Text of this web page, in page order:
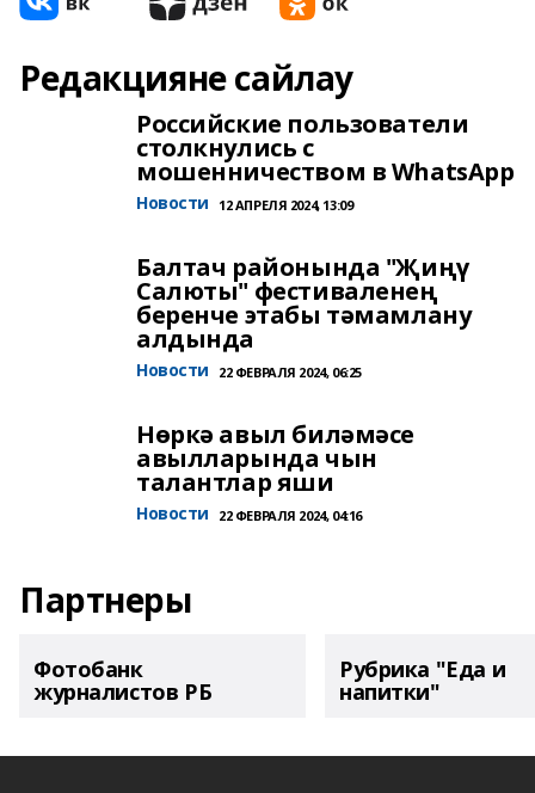
Редакцияне сайлау
Российские пользователи
столкнулись с
мошенничеством в WhatsApp
Новости 12 АПРЕЛЯ 2024, 13:09
Балтач районында "Җиңү
Салюты" фестиваленең
беренче этабы тәмамлану
алдында
Новости 22 ФЕВРАЛЯ 2024, 06:25
Нөркә авыл биләмәсе
авылларында чын
талантлар яши
Новости 22 ФЕВРАЛЯ 2024, 04:16
Партнеры
Фотобанк
журналистов РБ
Рубрика "Еда и
напитки"